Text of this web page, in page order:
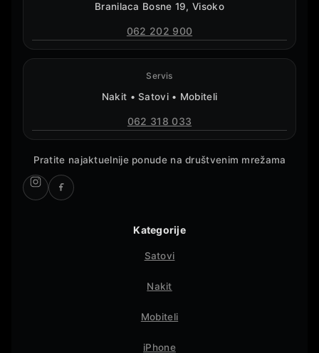
Branilaca Bosne 19, Visoko
062 202 900
Servis
Nakit • Satovi • Mobiteli
062 318 033
Pratite najaktuelnije ponude na društvenim mrežama
Kategorije
Satovi
Nakit
Mobiteli
iPhone